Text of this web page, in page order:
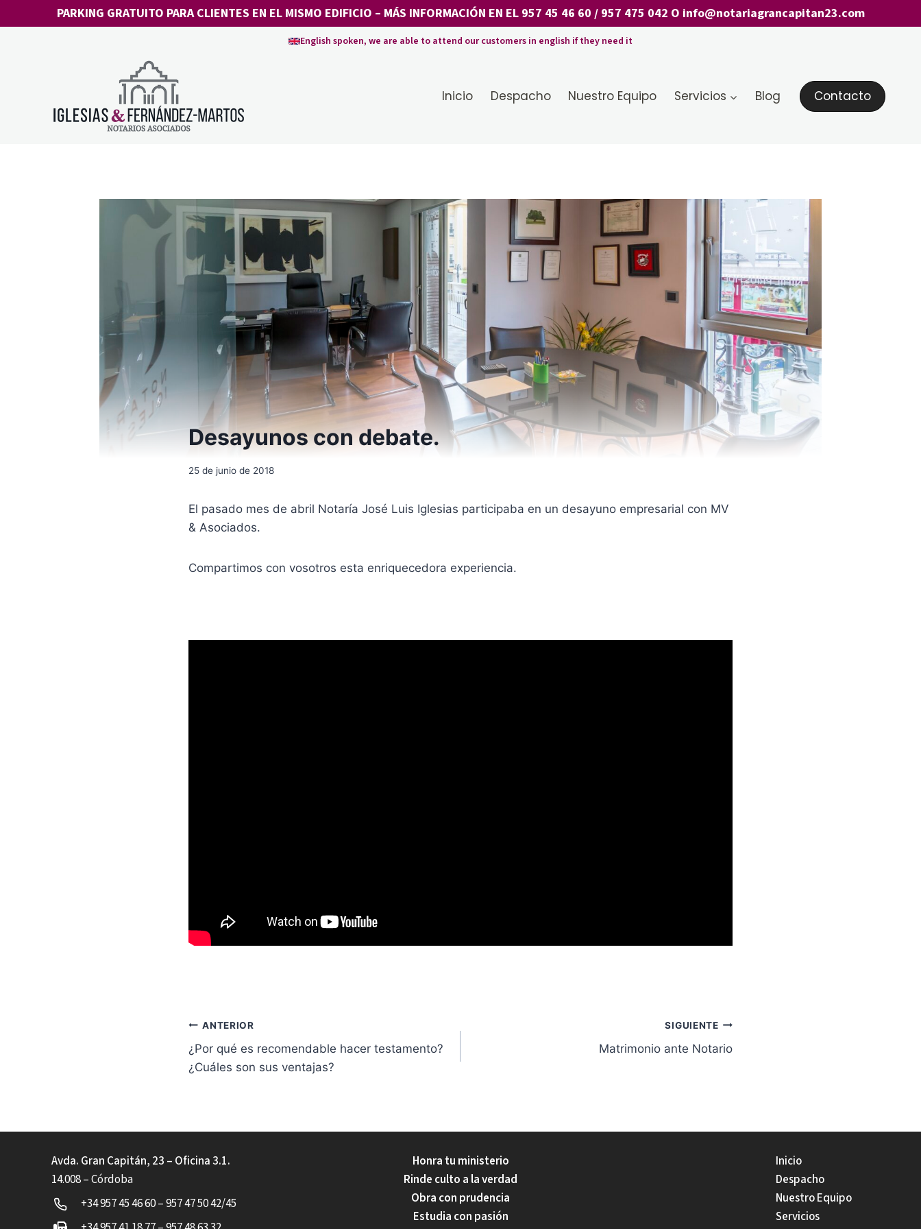
al
PARKING GRATUITO PARA CLIENTES EN EL MISMO EDIFICIO – MÁS INFORMACIÓN EN EL 957 45 46 60 / 957 475 042 O info@notariagrancapitan23.com
English spoken, we are able to attend our customers in english if they need it
Inicio Despacho Nuestro Equipo Servicios Blog Contacto
Desayunos con debate.
25 de junio de 2018
El pasado mes de abril Notaría José Luis Iglesias participaba en un desayuno empresarial con MV
& Asociados.
Compartimos con vosotros esta enriquecedora experiencia.
Navegación
de
ANTERIOR
¿Por qué es recomendable hacer testamento?
¿Cuáles son sus ventajas?
SIGUIENTE
Matrimonio ante Notario
Avda. Gran Capitán, 23 – Oficina 3.1.
14.008 – Córdoba
+34 957 45 46 60 – 957 47 50 42/45
Honra tu ministerio
Rinde culto a la verdad
Obra con prudencia
Estudia con pasión
Inicio
Despacho
Nuestro Equipo
Servicios